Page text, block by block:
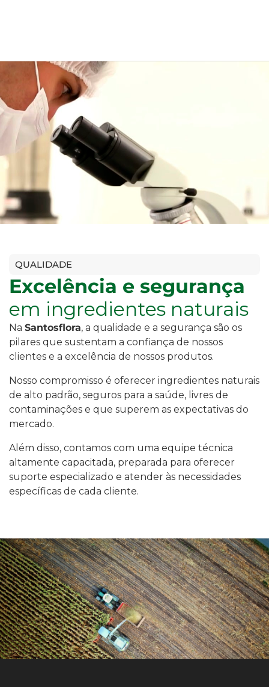
QUALIDADE
Excelência e segurança
em ingredientes naturais
Na Santosflora, a qualidade e a segurança são os
pilares que sustentam a confiança de nossos
clientes e a excelência de nossos produtos.
Nosso compromisso é oferecer ingredientes naturais
de alto padrão, seguros para a saúde, livres de
contaminações e que superem as expectativas do
mercado.
Além disso, contamos com uma equipe técnica
altamente capacitada, preparada para oferecer
suporte especializado e atender às necessidades
específicas de cada cliente.